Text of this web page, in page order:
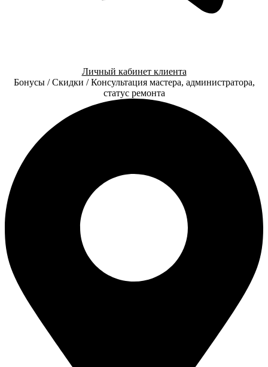
Личный кабинет клиента
Бонусы / Скидки / Консультация мастера, администратора,
статус ремонта